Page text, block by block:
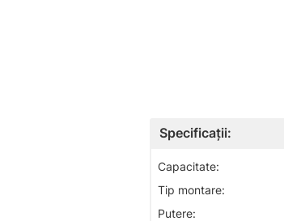
Specificații:
Capacitate:
Tip montare:
Putere: